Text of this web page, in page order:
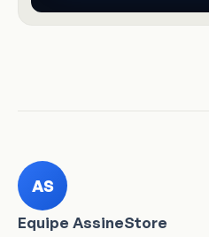
AS
Equipe AssineStore